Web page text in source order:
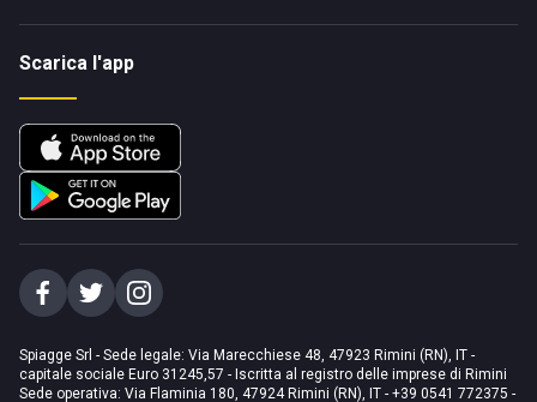
Scarica l'app
Spiagge Srl - Sede legale: Via Marecchiese 48, 47923 Rimini (RN), IT -
capitale sociale Euro 31245,57 - Iscritta al registro delle imprese di Rimini
Sede operativa: Via Flaminia 180, 47924 Rimini (RN), IT - +39 0541 772375 -